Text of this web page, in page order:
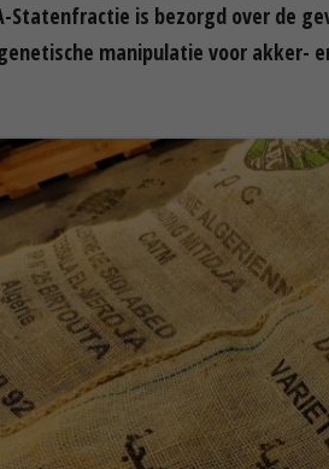
Statenfractie is bezorgd over de
manipulatie voor akker-